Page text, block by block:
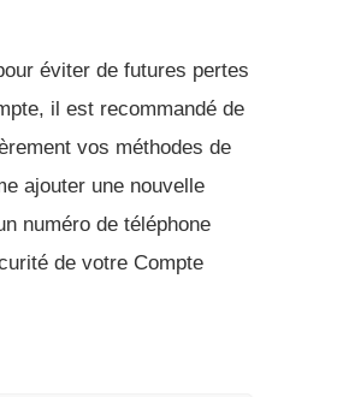
éviter de futures pertes
il est recommandé de
vos méthodes de
ajouter une nouvelle
numéro de téléphone
de votre Compte